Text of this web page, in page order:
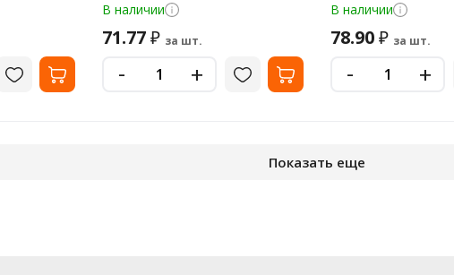
В наличии
71.77₽ за шт.
- +
В наличии
78.90₽ за шт.
- +
Показать еще